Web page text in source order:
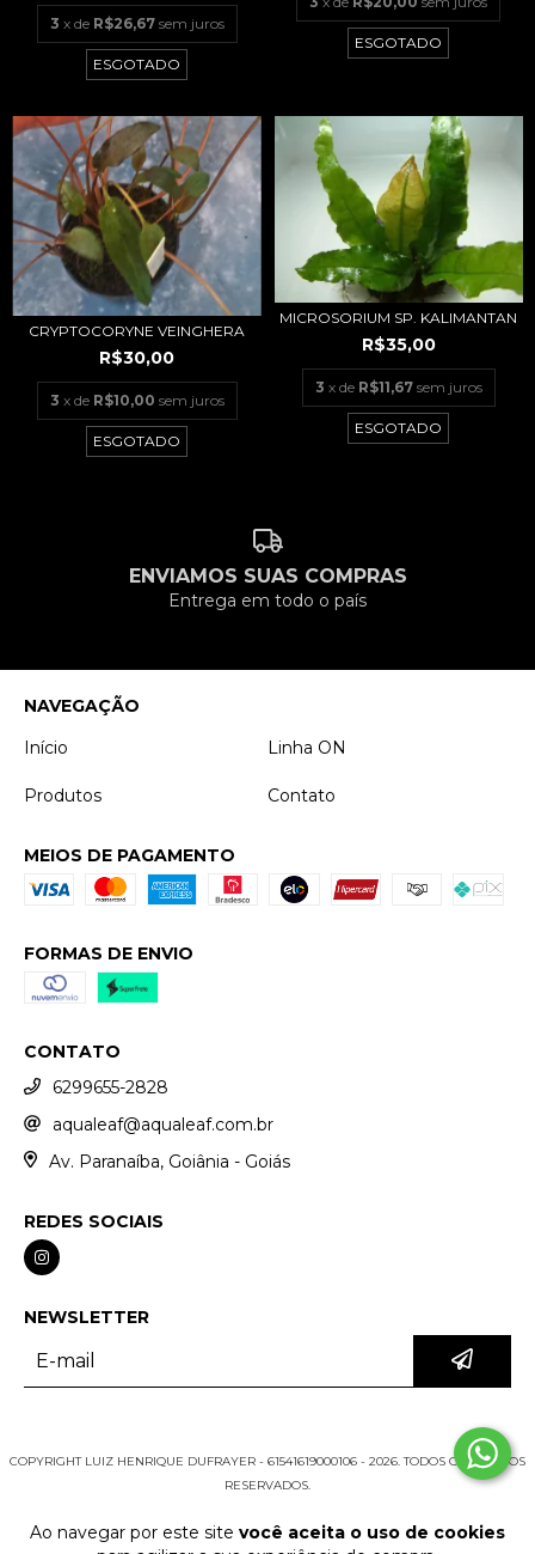
Ao navegar por este site você aceita o uso de cookies
3 x de R$26,67 sem juros
ESGOTADO
ESGOTADO
CRYPTOCORYNE VEINGHERA
R$30,00
3 x de R$10,00 sem juros
ESGOTADO
MICROSORIUM SP. KALIMANTAN
R$35,00
3 x de R$11,67 sem juros
ESGOTADO
ENVIAMOS SUAS COMPRAS
Entrega em todo o país
NAVEGAÇÃO
Início
Linha ON
Produtos Contato
MEIOS DE PAGAMENTO
FORMAS DE ENVIO
CONTATO
6299655-2828
aqualeaf@aqualeaf.com.br
Av. Paranaíba, Goiânia - Goiás
REDES SOCIAIS
NEWSLETTER
COPYRIGHT LUIZ HENRIQUE DUFRAYER - 61541619000106 - 2026. TODOS OS DIREITOS
RESERVADOS.